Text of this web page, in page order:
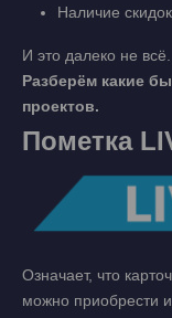
Наличие
И это далеко не всё.
Разберём какие
проектов.
Пометка
Означает, что
можно приобрести